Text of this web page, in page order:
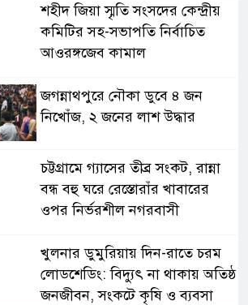
শহীদ জিয়া স্মৃতি সংসদের কেন্দ্রীয়
কমিটির সহ-সভাপতি নির্বাচিত
আওরঙ্গজেব কামাল
জগন্নাথপুরে নৌকা ডুবে ৪ জন
নিখোঁজ, ২ জনের লাশ উদ্ধার
চট্টগ্রামে গ্যাসের তীব্র সংকট, রান্না
বন্ধ বহু ঘরে রেস্তোরাঁর খাবারের
ওপর নির্ভরশীল নগরবাসী
খুলনার ডুমুরিয়ায় দিন-রাতে চরম
লোডশেডিং: বিদ্যুৎ না থাকায় অতিষ্ঠ
জনজীবন, সংকটে কৃষি ও ব্যবসা